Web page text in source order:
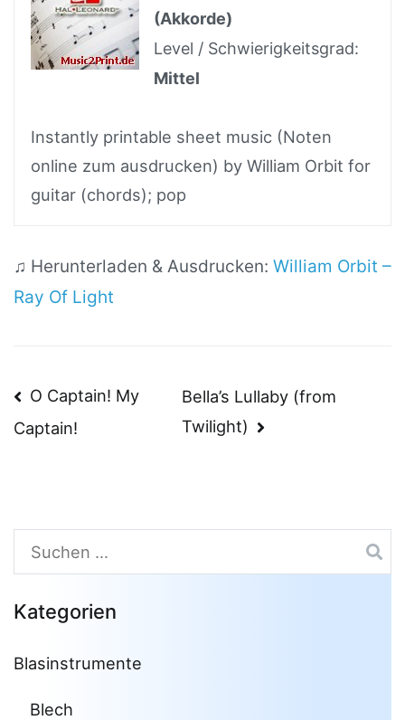
(Akkorde)
Level / Schwierigkeitsgrad:
Mittel
Instantly printable sheet music (Noten
online zum ausdrucken) by William Orbit for
guitar (chords); pop
♫ Herunterladen & Ausdrucken: William Orbit –
Ray Of Light
Beitragsnavigation
O Captain! My
Captain!
Bella’s Lullaby (from
Twilight)
Suchen
nach:
Kategorien
Blasinstrumente
Blech